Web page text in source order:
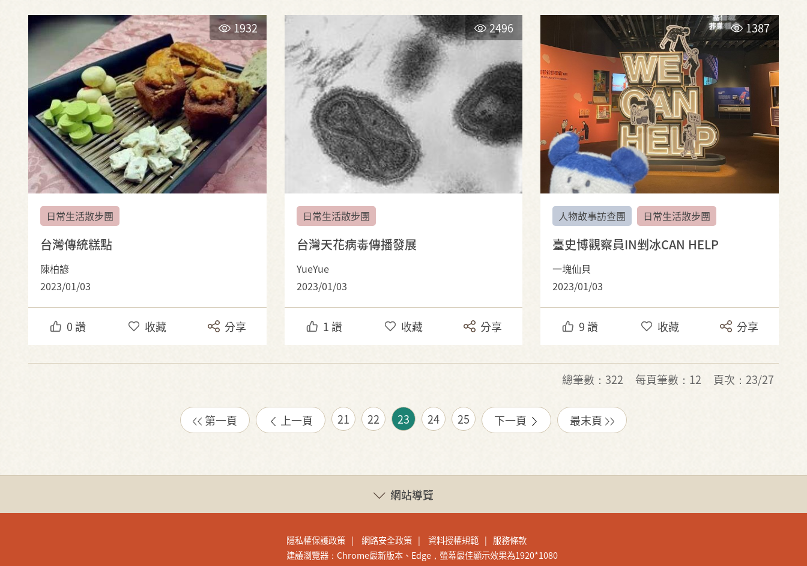
1932
日常生活散步團
台灣傳統糕點
陳柏諺
2023/01/03
0讚 收藏 分享
2496
日常生活散步團
台灣天花病毒傳播發展
YueYue
2023/01/03
1讚 收藏 分享
1387
人物故事訪查團 日常生活散步團
臺史博觀察員IN剉冰CAN HELP
一塊仙貝
2023/01/03
9讚 收藏 分享
總筆數：322 每頁筆數：12 頁次：23/27
第一頁 上一頁 21 22 23 24 25 下一頁 最末頁
網站導覽
隱私權保護政策 網路安全政策 資料授權規範
服務條款
建議瀏覽器：Chrome最新版本、Edge，螢幕最佳顯示效果為1920*1080